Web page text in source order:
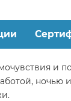
и